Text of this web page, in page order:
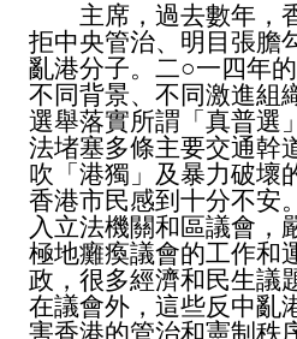
主席，過去數年，香
拒中央管治、明目張膽
亂港分子。二○一四年
不同背景、不同激進組
選舉落實所謂「真普選
法堵塞多條主要交通幹
吹「港獨」及暴力破壞
香港市民感到十分不安
入立法機關和區議會，
極地癱瘓議會的工作和
政，很多經濟和民生議
在議會外，這些反中亂
害香港的管治和憲制秩